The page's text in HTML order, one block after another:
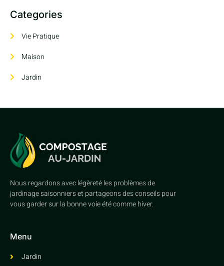
Categories
Vie Pratique
Maison
Jardin
Nous regardons avec légèreté les problèmes de
jardinage saisonniers et partageons des conseils pour
vous garder sur la bonne voie été comme hiver.
Menu
Jardin